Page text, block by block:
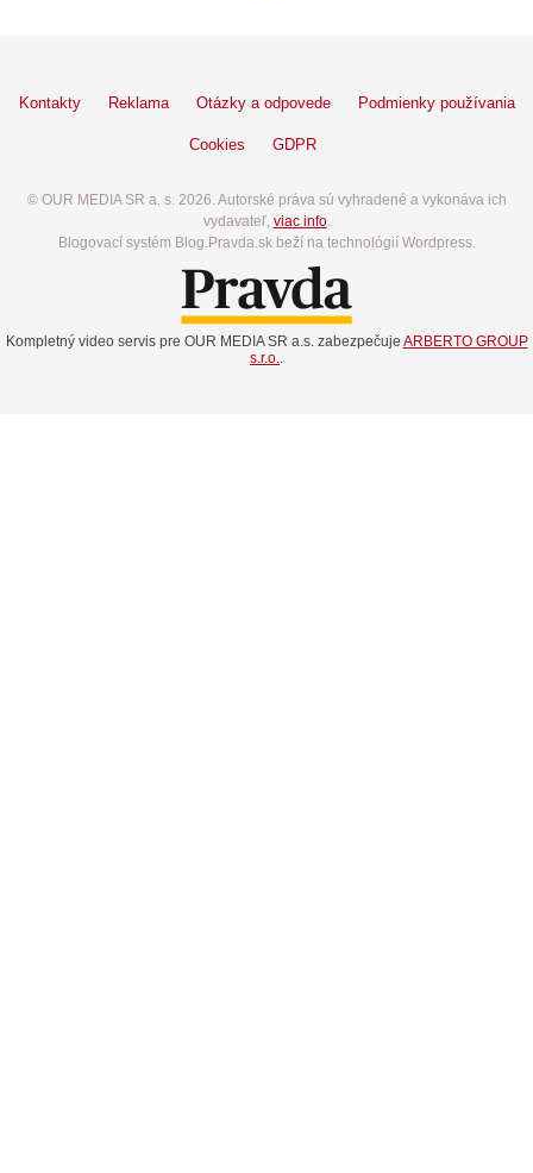
Kontakty Reklama Otázky a odpovede Podmienky používania
Cookies GDPR
© OUR MEDIA SR a. s. 2026. Autorské práva sú vyhradené a vykonáva ich
vydavateľ, viac info.
Blogovací systém Blog.Pravda.sk beží na technológií Wordpress.
Kompletný video servis pre OUR MEDIA SR a.s. zabezpečuje ARBERTO GROUP
s.r.o.